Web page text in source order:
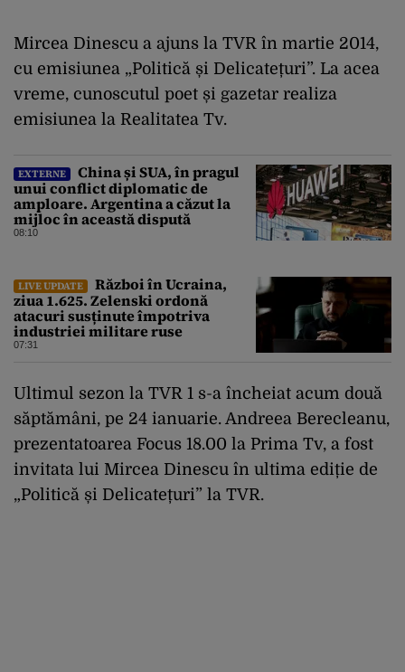
Mircea Dinescu a ajuns la TVR în martie 2014,
cu emisiunea „Politică și Delicatețuri”. La acea
vreme, cunoscutul poet și gazetar realiza
emisiunea la Realitatea Tv.
EXTERNE
China și SUA, în pragul
unui conflict diplomatic de
amploare. Argentina a căzut la
mijloc în această dispută
08:10
LIVE UPDATE
Război în Ucraina,
ziua 1.625. Zelenski ordonă
atacuri susținute împotriva
industriei militare ruse
07:31
Ultimul sezon la TVR 1 s-a încheiat acum două
săptămâni, pe 24 ianuarie. Andreea Berecleanu,
prezentatoarea Focus 18.00 la Prima Tv, a fost
invitata lui Mircea Dinescu în ultima ediție de
„Politică și Delicatețuri” la TVR.